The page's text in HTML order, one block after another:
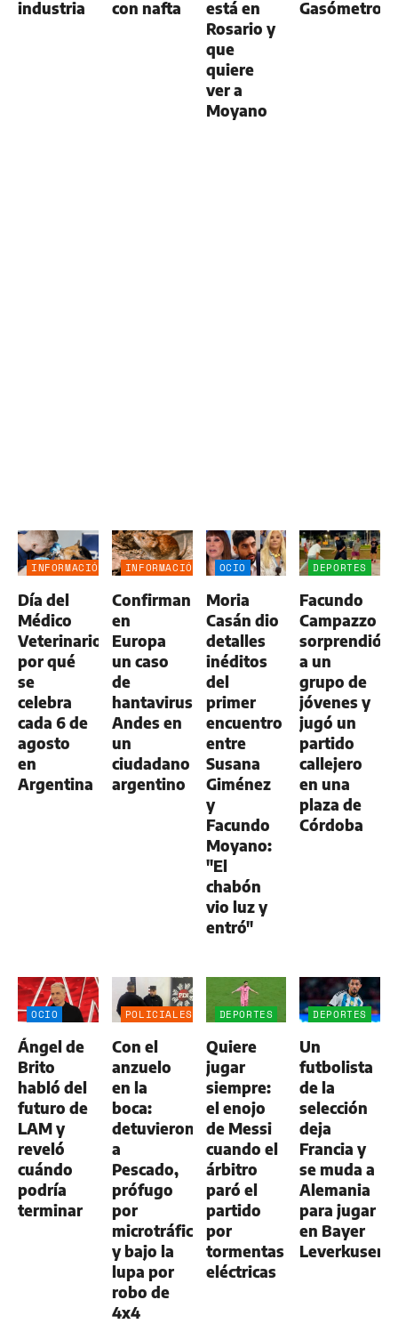
industria
con nafta
está en
Rosario y
que
quiere
ver a
Moyano
Gasómetro
INFORMACIÓN
Día del
Médico
Veterinario:
por qué
se
celebra
cada 6 de
agosto
en
Argentina
INFORMACIÓN
Confirman
en
Europa
un caso
de
hantavirus
Andes en
un
ciudadano
argentino
OCIO
Moria
Casán dio
detalles
inéditos
del
primer
encuentro
entre
Susana
Giménez
y
Facundo
Moyano:
"El
chabón
vio luz y
entró"
DEPORTES
Facundo
Campazzo
sorprendió
a un
grupo de
jóvenes y
jugó un
partido
callejero
en una
plaza de
Córdoba
OCIO
Ángel de
Brito
habló del
futuro de
LAM y
reveló
cuándo
podría
terminar
POLICIALES
Con el
anzuelo
en la
boca:
detuvieron
a
Pescado,
prófugo
por
microtráfico
y bajo la
lupa por
robo de
4x4
DEPORTES
Quiere
jugar
siempre:
el enojo
de Messi
cuando el
árbitro
paró el
partido
por
tormentas
eléctricas
DEPORTES
Un
futbolista
de la
selección
deja
Francia y
se muda a
Alemania
para jugar
en Bayer
Leverkusen